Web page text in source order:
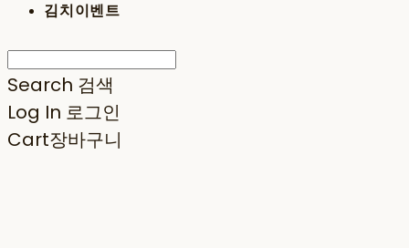
김치이벤트
Search 검색
Log In 로그인
Cart장바구니